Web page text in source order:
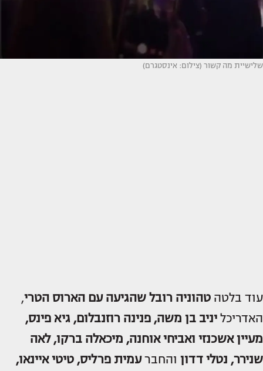
שלישיית מה קשור (צילום: אינסטגרם)
עוד בלטה טהוניה רובל שהגיעה עם הארוס הטרי,
האדריכל יניב בן משה, פנינה רוזנבלום, גיא פינס,
מעיין אשכנזי ואביחי אוחנה, מיכאלה ברקו, לאה
שנירר, נטלי דדון והחברעמית פרליס, טיטי איינאו,